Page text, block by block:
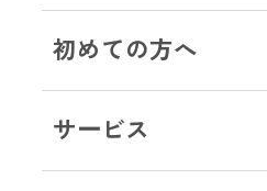
初めての方へ
サービス
でストレスなく対
本当に助かりまし
りがとうございま
茨城県